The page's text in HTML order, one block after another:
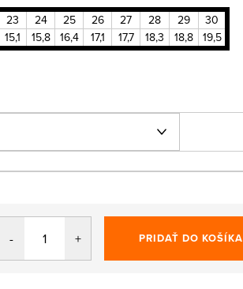
23 24 25 26 27 28 29
30
15,1 15,8 16,4 17,1 17,7 18,3 18,8 19,5
PRIDAŤ DO KOŠÍKA